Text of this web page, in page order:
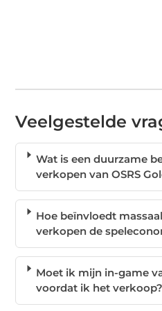
Veelgestelde
Wat is een duurzame
verkopen van OSRS
Hoe beïnvloedt
verkopen de
Moet ik mijn in-game
voordat ik het verkoop?